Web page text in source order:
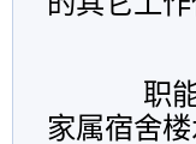
职
家属宿舍